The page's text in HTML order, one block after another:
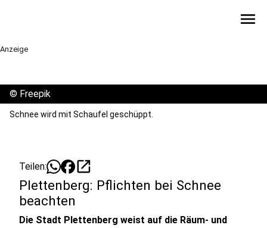
menu
Anzeige
© Freepik
Schnee wird mit Schaufel geschüppt.
Teilen: open_in_new
Plettenberg: Pflichten bei Schnee
beachten
Die Stadt Plettenberg weist auf die Räum- und